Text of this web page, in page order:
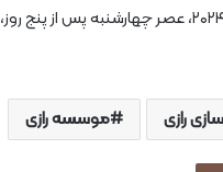
ششمین نمایشگاه توانمندی های صادراتی جمهوری اسلامی ایران، موسوم به اکسپوی ۲۰۲۴، عصر چهارشنبه پس از پنج روز،
رازی موسسه رازی